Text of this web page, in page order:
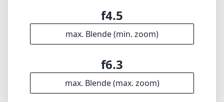
f4.5
max. Blende (min. zoom)
f6.3
max. Blende (max. zoom)